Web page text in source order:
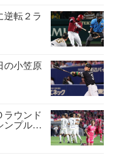
転２ラ
小笠原
ラウンド
プルに